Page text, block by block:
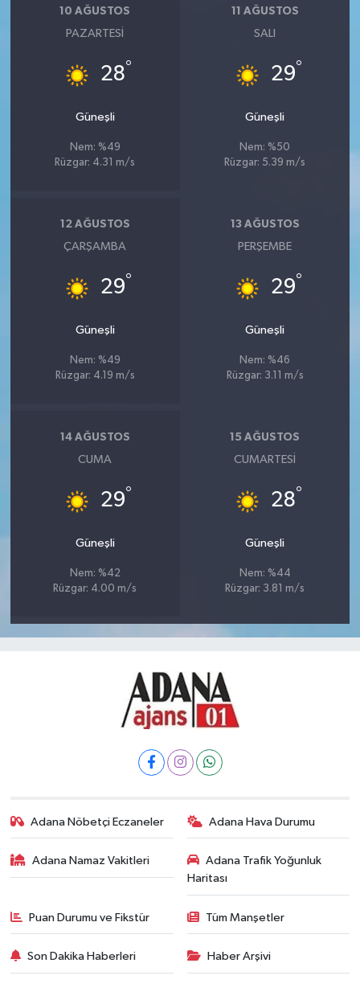
10 AĞUSTOS
PAZARTESI
28°
Güneşli
Nem: %49
Rüzgar: 4.31 m/s
11 AĞUSTOS
SALI
29°
Güneşli
Nem: %50
Rüzgar: 5.39 m/s
12 AĞUSTOS
ÇARŞAMBA
29°
Güneşli
Nem: %49
Rüzgar: 4.19 m/s
13 AĞUSTOS
PERŞEMBE
29°
Güneşli
Nem: %46
Rüzgar: 3.11 m/s
14 AĞUSTOS
CUMA
29°
Güneşli
Nem: %42
Rüzgar: 4.00 m/s
15 AĞUSTOS
CUMARTESI
28°
Güneşli
Nem: %44
Rüzgar: 3.81 m/s
Adana Nöbetçi Eczaneler Adana Hava Durumu
Adana Namaz Vakitleri
Adana Trafik Yoğunluk
Haritası
Puan Durumu ve Fikstür Tüm Manşetler
Son Dakika Haberleri Haber Arşivi